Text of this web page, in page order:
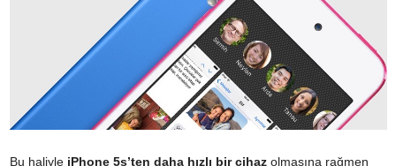
Bu haliyle iPhone 5s’ten daha hızlı bir cihaz olmasına rağmen